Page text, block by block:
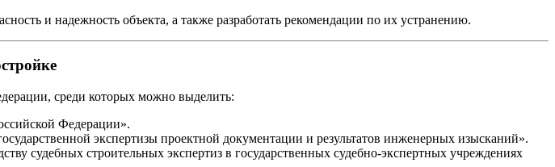
и надежность объекта, а также разработать рекомендации по их устранению.
среди которых можно выделить:
Федерации».
экспертизы проектной документации и результатов инженерных изысканий».
судебных строительных экспертиз в государственных судебно-экспертных учреждениях